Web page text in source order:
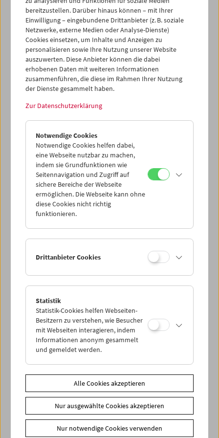
unsere neue ReiheCollection on Screen , Jan Troell & Bo
Widerberg und vieles mehr.
Alle Vorstellungstermine finden Sieonlineund als
Die Maßnahmen die wir treffen, um allen einen sicheren
Besuch zu ermöglichen, finden sichhier.
Wir freuen uns auf ein Wiedersehen!
Programmvorschau September/Oktober 2021
Share on
News
Newsletter
Fotos unserer Gäste
Gästebuch
bereitzustellen. Darüber hinaus können – mit Ihrer
Einwilligung – eingebundene Drittanbieter (z. B. soziale
Netzwerke, externe Medien oder Analyse-Dienste)
Cookies einsetzen, um Inhalte und Anzeigen zu
personalisieren sowie Ihre Nutzung unserer Website
auszuwerten. Diese Anbieter können die dabei
erhobenen Daten mit weiteren Informationen
zusammenführen, die diese im Rahmen Ihrer Nutzung
der Dienste gesammelt haben.
Zur Datenschutzerklärung
Notwendige Cookies
Notwendige Cookies helfen dabei,
eine Webseite nutzbar zu machen,
indem sie Grundfunktionen wie
Seitennavigation und Zugriff auf
sichere Bereiche der Webseite
ermöglichen. Die Webseite kann ohne
diese Cookies nicht richtig
funktionieren.
Drittanbieter Cookies
Statistik
Statistik-Cookies helfen Webseiten-
Besitzern zu verstehen, wie Besucher
mit Webseiten interagieren, indem
Informationen anonym gesammelt
und gemeldet werden.
Alle Cookies akzeptieren
Nur ausgewählte Cookies akzeptieren
Nur notwendige Cookies verwenden